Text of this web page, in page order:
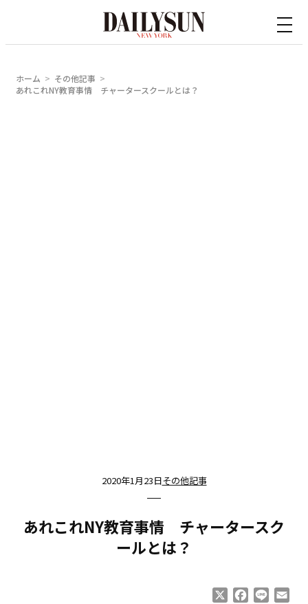
ホーム
その他記事
あれこれNY教育事情 チャータースクールとは？
2020年1月23日その他記事
あれこれNY教育事情 チャータースク
ールとは？
Facebook
Line